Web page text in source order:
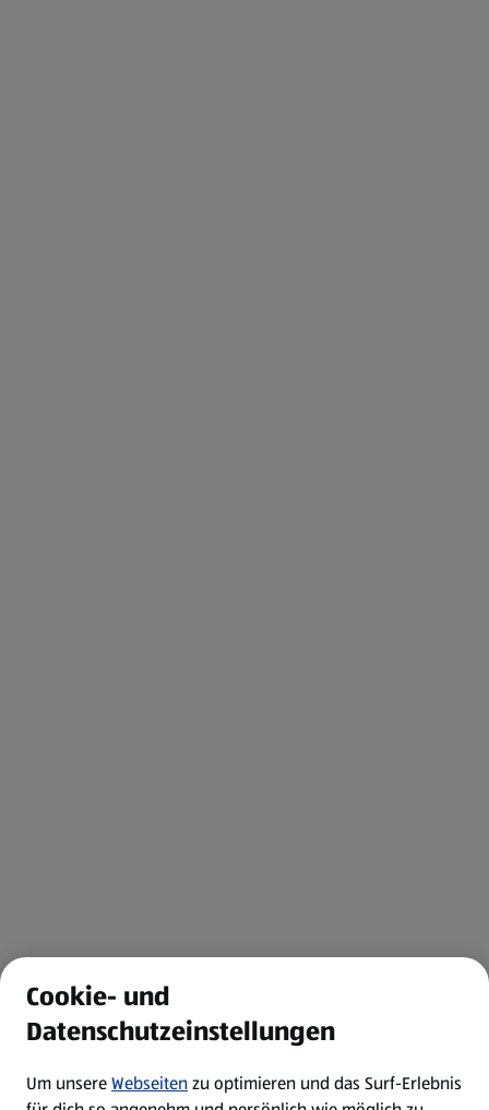
Cookie- und
Datenschutzeinstellungen
Um unsereWebseitenzu optimieren und das Surf-Erlebnis